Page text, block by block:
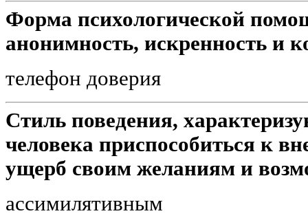
Форма психологической
анонимность, искренность и
телефон доверия
Стиль поведения,
человека приспособиться к
ущерб своим желаниям и
ассимилятивным